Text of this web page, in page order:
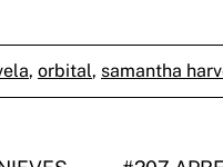
, orbital, samantha